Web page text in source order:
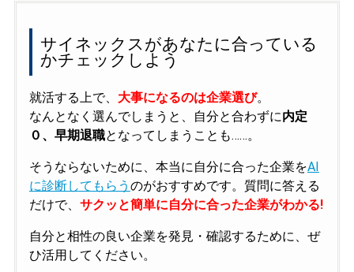
サイネックスがあなたに合っている
かチェックしよう
就活する上で、 大事になるのは企業選び。
なんとなく選んでしまうと、自分と合わずに内定
０、早期退職となってしまうことも……。
そうならないために、本当に自分に合った企業をAI
に診断してもらう のがおすすめです。質問に答える
だけで、 サクッと簡単に自分に合った企業がわかる!
自分と相性の良い企業を発見・確認するために、ぜ
ひ活用してください。